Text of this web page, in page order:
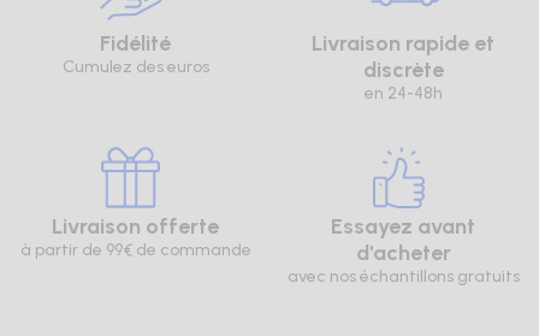
Fidélité
Cumulez des euros
Livraison rapide et
discrète
en 24-48h
Livraison offerte
à partir de 99€ de commande
Essayez avant
d'acheter
avec nos échantillons gratuits